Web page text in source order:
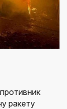
ракету